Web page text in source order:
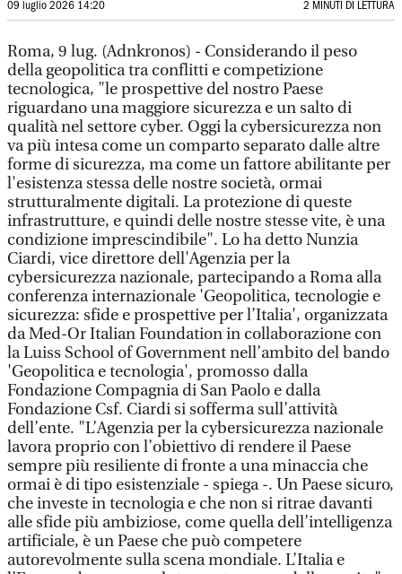
09 luglio 2026 14:20 2 MINUTI DI LETTURA
Roma, 9 lug. (Adnkronos) - Considerando il peso
della geopolitica tra conflitti e competizione
tecnologica, "le prospettive del nostro Paese
riguardano una maggiore sicurezza e un salto di
qualità nel settore cyber. Oggi la cybersicurezza non
va più intesa come un comparto separato dalle altre
forme di sicurezza, ma come un fattore abilitante per
l'esistenza stessa delle nostre società, ormai
strutturalmente digitali. La protezione di queste
infrastrutture, e quindi delle nostre stesse vite, è una
condizione imprescindibile". Lo ha detto Nunzia
Ciardi, vice direttore dell'Agenzia per la
cybersicurezza nazionale, partecipando a Roma alla
conferenza internazionale 'Geopolitica, tecnologie e
sicurezza: sfide e prospettive per l’Italia', organizzata
da Med-Or Italian Foundation in collaborazione con
la Luiss School of Government nell’ambito del bando
'Geopolitica e tecnologia', promosso dalla
Fondazione Compagnia di San Paolo e dalla
Fondazione Csf. Ciardi si sofferma sull’attività
dell’ente. "L’Agenzia per la cybersicurezza nazionale
lavora proprio con l’obiettivo di rendere il Paese
sempre più resiliente di fronte a una minaccia che
ormai è di tipo esistenziale - spiega -. Un Paese sicuro,
che investe in tecnologia e che non si ritrae davanti
alle sfide più ambiziose, come quella dell’intelligenza
artificiale, è un Paese che può competere
autorevolmente sulla scena mondiale. L’Italia e